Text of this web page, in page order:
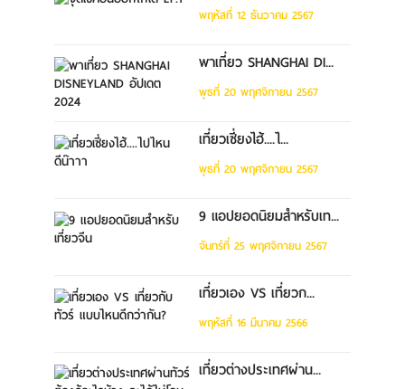
พฤหัสที่ 12 ธันวาคม 2567
พาเที่ยว SHANGHAI DI...
พุธที่ 20 พฤศจิกายน 2567
เที่ยวเซี่ยงไฮ้....ไ...
พุธที่ 20 พฤศจิกายน 2567
9 แอปยอดนิยมสำหรับเท...
จันทร์ที่ 25 พฤศจิกายน 2567
เที่ยวเอง VS เที่ยวก...
พฤหัสที่ 16 มีนาคม 2566
เที่ยวต่างประเทศผ่าน...